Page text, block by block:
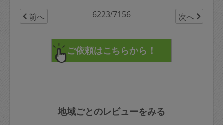
前へ 6223/7156 次へ
地域ごとのレビューをみる